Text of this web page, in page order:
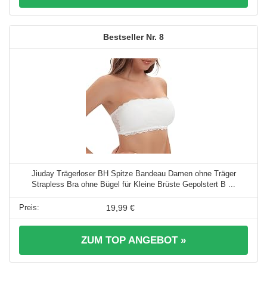
8
Jiuday Trägerloser BH Spitze Bandeau Damen ohne Träger
Strapless Bra ohne Bügel für Kleine Brüste Gepolstert B ...
19,99 €
ZUM TOP ANGEBOT »